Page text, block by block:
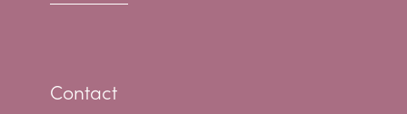
Contact